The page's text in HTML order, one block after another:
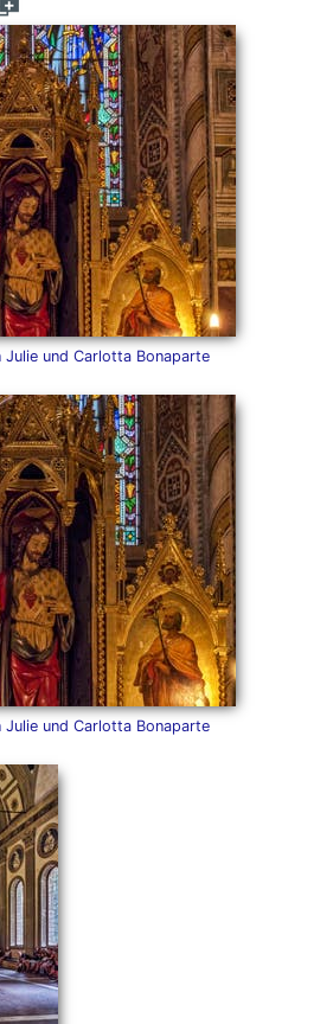
Julie und Carlotta Bonaparte
Julie und Carlotta Bonaparte